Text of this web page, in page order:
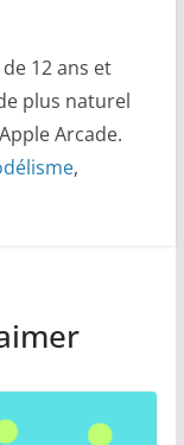
12 ans et
plus naturel
Arcade.
,